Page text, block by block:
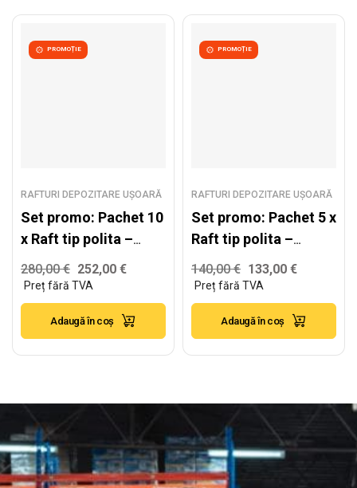
PROMOȚIE
RAFTURI DEPOZITARE UȘOARĂ
Set promo: Pachet 10
x Raft tip polita –
H:1800mm x
L:900mm x W:450mm,
polite MDF
280,00€ 252,00 €
Adaugă în coș
PROMOȚIE
RAFTURI DEPOZITARE UȘOARĂ
Set promo: Pachet 5 x
Raft tip polita –
H:1800mm x
L:900mm x W:450mm,
polite MDF
140,00€ 133,00 €
Adaugă în coș